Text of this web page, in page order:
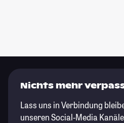
Nichts mehr
Lass uns in Verbindung
unseren Social-Media